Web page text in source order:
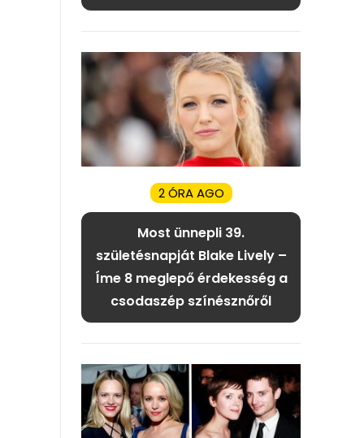
2 ÓRA AGO
Most ünnepli 39.
születésnapját Blake Lively –
Íme 8 meglepő érdekesség a
csodaszép színésznőről